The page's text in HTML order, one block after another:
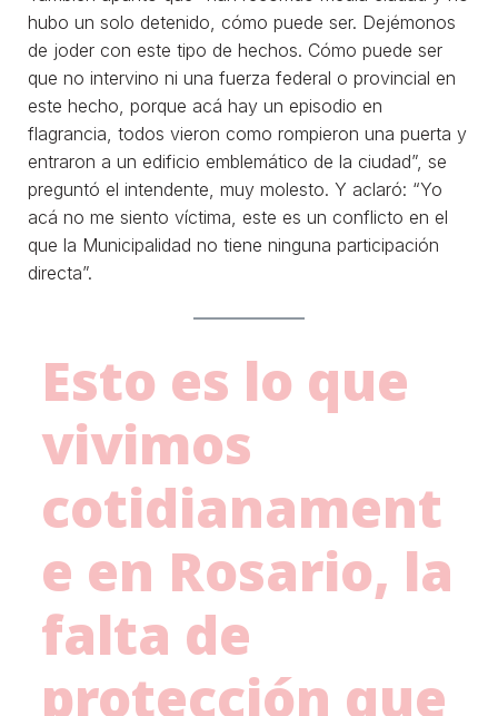
hubo un solo detenido, cómo puede ser. Dejémonos
de joder con este tipo de hechos. Cómo puede ser
que no intervino ni una fuerza federal o provincial en
este hecho, porque acá hay un episodio en
flagrancia, todos vieron como rompieron una puerta y
entraron a un edificio emblemático de la ciudad”, se
preguntó el intendente, muy molesto. Y aclaró: “Yo
acá no me siento víctima, este es un conflicto en el
que la Municipalidad no tiene ninguna participación
directa”.
Esto es lo que
vivimos
cotidianament
e en Rosario, la
falta de
protección que